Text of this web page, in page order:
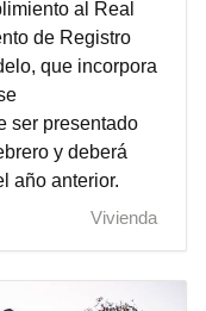
al Real
de Registro
que incorpora
ser presentado
y deberá
año anterior.
Vivienda